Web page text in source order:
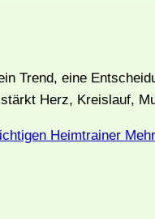
Trend, eine
Herz, Kreislauf,
Heimtrainer